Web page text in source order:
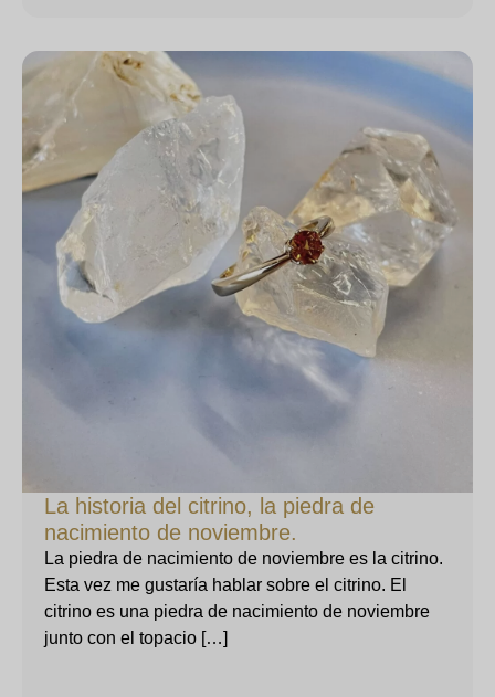
La historia del citrino, la piedra de
nacimiento de noviembre.
La piedra de nacimiento de noviembre es la citrino.
Esta vez me gustaría hablar sobre el citrino. El
citrino es una piedra de nacimiento de noviembre
junto con el topacio […]